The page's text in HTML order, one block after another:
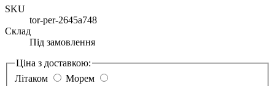
SKU
tor-per-2645a748
Склад
Під замовлення
Ціна з доставкою:
Літаком
Морем